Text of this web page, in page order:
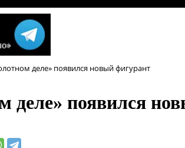
деле» появился новый фигурант
деле» появился